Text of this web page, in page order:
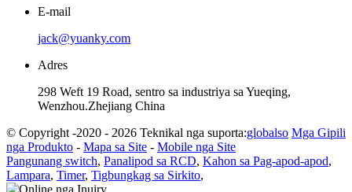
E-mail
jack@yuanky.com
Adres
298 Weft 19 Road, sentro sa industriya sa Yueqing,
Wenzhou.Zhejiang China
© Copyright -2020 - 2026 Teknikal nga suporta:globalso Mga Gipili
nga Produkto - Mapa sa Site - Mobile nga Site
Pangunang switch, Panalipod sa RCD, Kahon sa Pag-apod-apod,
Lampara, Timer, Tigbungkag sa Sirkito,